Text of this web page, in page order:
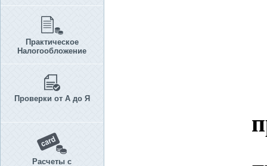
Практическое
Налогообложение
Проверки от А до Я
Расчеты с